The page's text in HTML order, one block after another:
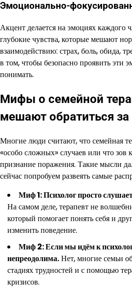
Эмоционально-
Акцент делается на эмоциях каждого
глубокие чувства, которые мешают
взаимодействию: страх, боль, обида,
в том, чтобы безопасно проявить эти
понимать.
Мифы о семейной
мешают обратиться
Многие люди считают, что семейная
«особо сложных» случаев или что зов
признание поражения. Такие мысли
сейчас попробуем развеять самые
Миф 1: Психолог просто
На самом деле, терапевт не
который помогает понять себя и
изменить поведение.
Миф 2: Если мы идём к
непреодолима.Нет, многие семьи
стадиях трудностей и с помощью
кризисов.